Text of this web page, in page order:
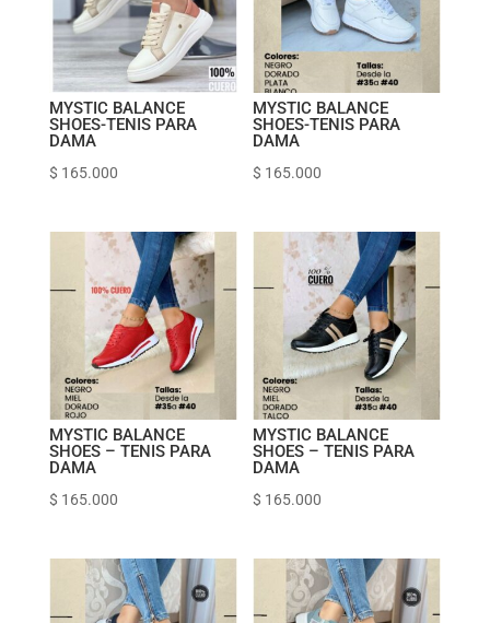
MYSTIC BALANCE
SHOES-TENIS PARA
DAMA
$ 165.000
MYSTIC BALANCE
SHOES-TENIS PARA
DAMA
$ 165.000
MYSTIC BALANCE
SHOES – TENIS PARA
DAMA
$ 165.000
MYSTIC BALANCE
SHOES – TENIS PARA
DAMA
$ 165.000